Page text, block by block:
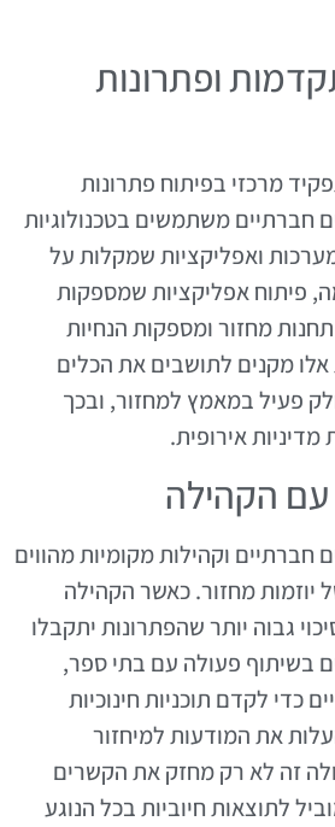
ופתרונות
מרכזי בפיתוח פתרונות
חברתיים משתמשים בטכנולוגיות
ואפליקציות שמקלות על
פיתוח אפליקציות שמספקות
מחזור ומספקות הנחיות
אלו מקנים לתושבים את הכלים
פעיל במאמץ למחזור, ובכך
אירופית.
עם הקהילה
חברתיים וקהילות מקומיות מהווים
יוזמות מחזור. כאשר הקהילה
גבוה יותר שהפתרונות יתקבלו
בשיתוף פעולה עם בתי ספר,
כדי לקדם תוכניות חינוכיות
את המודעות למיחזור
זה לא רק מחזק את הקשרים
לתוצאות חיוביות בכל הנוגע